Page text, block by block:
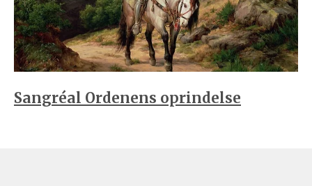
Sangréal Ordenens oprindelse